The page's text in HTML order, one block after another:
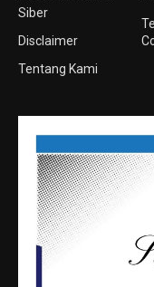
Siber
Disclaimer
Tentang Kami